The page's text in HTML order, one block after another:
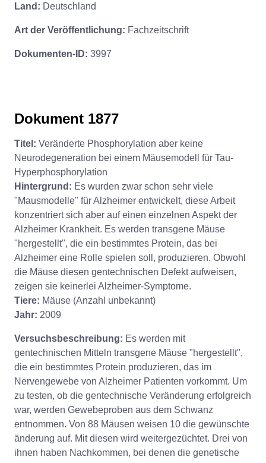
Land: Deutschland
Art der Veröffentlichung: Fachzeitschrift
Dokumenten-ID: 3997
Dokument 1877
Titel: Veränderte Phosphorylation aber keine
Neurodegeneration bei einem Mäusemodell für Tau-
Hyperphosphorylation
Hintergrund: Es wurden zwar schon sehr viele
"Mausmodelle" für Alzheimer entwickelt, diese Arbeit
konzentriert sich aber auf einen einzelnen Aspekt der
Alzheimer Krankheit. Es werden transgene Mäuse
"hergestellt", die ein bestimmtes Protein, das bei
Alzheimer eine Rolle spielen soll, produzieren. Obwohl
die Mäuse diesen gentechnischen Defekt aufweisen,
zeigen sie keinerlei Alzheimer-Symptome.
Tiere: Mäuse (Anzahl unbekannt)
Jahr: 2009
Versuchsbeschreibung: Es werden mit
gentechnischen Mitteln transgene Mäuse "hergestellt",
die ein bestimmtes Protein produzieren, das im
Nervengewebe von Alzheimer Patienten vorkommt. Um
zu testen, ob die gentechnische Veränderung erfolgreich
war, werden Gewebeproben aus dem Schwanz
entnommen. Von 88 Mäusen weisen 10 die gewünschte
änderung auf. Mit diesen wird weitergezüchtet. Drei von
ihnen haben Nachkommen, bei denen die genetische